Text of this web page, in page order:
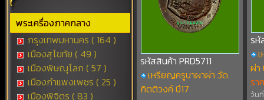
พระเครื่องภาคกลาง
กรุงเทพมหานคร ( 164 )
เมืองสุโขทัย ( 49 )
เมืองพิษณุโลก ( 57 )
เมืองกำแพงเพชร ( 25 )
เมืองพิจิตร ( 83 )
รหัสสินค้า PRD5711
เหรียญครูบาผาผ่า วัด
กิตติวงค์ ปี17
รหั
ผ่า
รา
วัน